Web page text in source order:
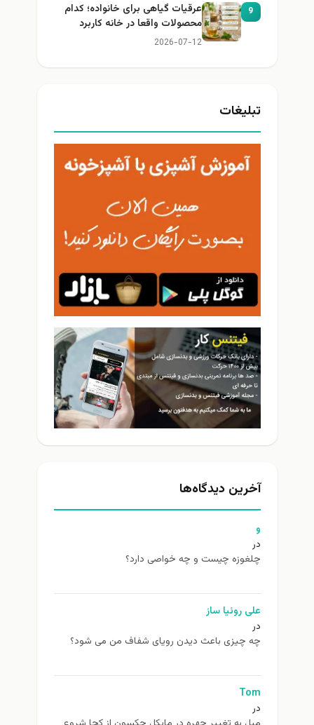
9
عرقیات گیاهی برای خانواده؛ کدام
محصولات واقعا در خانه کاربرد
دارند؟
2026-07-12
تبلیغات
آخرین دیدگاه‌ها
و
در
چلغوزه چیست و چه خواصی دارد؟
علی روئیا ساز
در
چه چیزی باعث دیدن رویای شفاف من می شود؟
Tom
در